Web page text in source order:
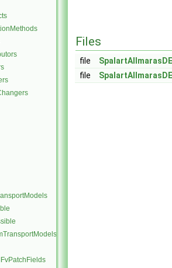
Files
file
file